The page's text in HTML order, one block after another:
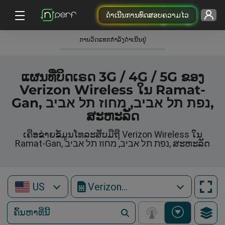
ດຳເນີນການທົດສອບຄວາມໄວ
ການວັດແທກກໍາລັງດໍາເນີນຢູ່
ແຜນທີ່ບິດເຣດ 3G / 4G / 5G ຂອງ
Verizon Wireless ໃນ Ramat-
Gan, נפת תל אביב, מחוז תל אביב,
ສະຫະລັດ
ເຄືອຂ່າຍຂໍ້ມູນໂທລະສັບມືຖື Verizon Wireless ໃນ
Ramat-Gan, נפת תל אביב, מחוז תל אביב, ສະຫະລັດ
US Verizon Wireless